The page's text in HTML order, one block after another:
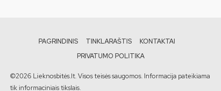
PAGRINDINIS TINKLARAŠTIS
KONTAKTAI
PRIVATUMO POLITIKA
©2026 Lieknosbitės.lt. Visos teisės saugomos. Informacija pateikiama
tik informaciniais tikslais.